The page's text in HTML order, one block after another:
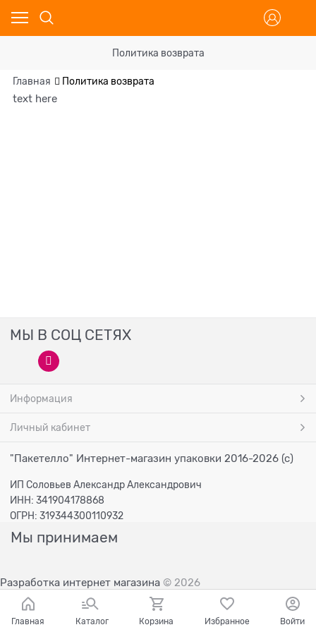
Политика возврата
Главная
Политика возврата
text here
МЫ В СОЦ СЕТЯХ
Информация
Личный кабинет
"Пакетелло" Интернет-магазин упаковки 2016-2026 (с)
ИП Соловьев Александр Александрович
ИНН: 341904178868
ОГРН: 319344300110932
Мы принимаем
Разработка интернет магазина © 2026
Главная Каталог Корзина Избранное Войти